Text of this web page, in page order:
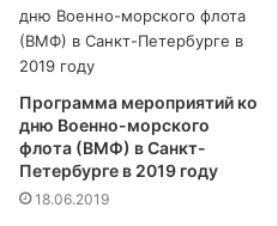
Программа мероприятий ко
дню Военно-морского
флота (ВМФ) в Санкт-
Петербурге в 2019 году
18.06.2019